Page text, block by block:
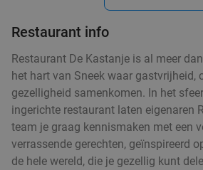
Restaurant info
​Restaurant De Kastanje is al meer
het hart van Sneek waar gastvrijheid,
gezelligheid samenkomen. In het
ingerichte restaurant laten eigenaren
team je graag kennismaken met een
verrassende gerechten, geïnspireerd
de hele wereld, die je gezellig kunt